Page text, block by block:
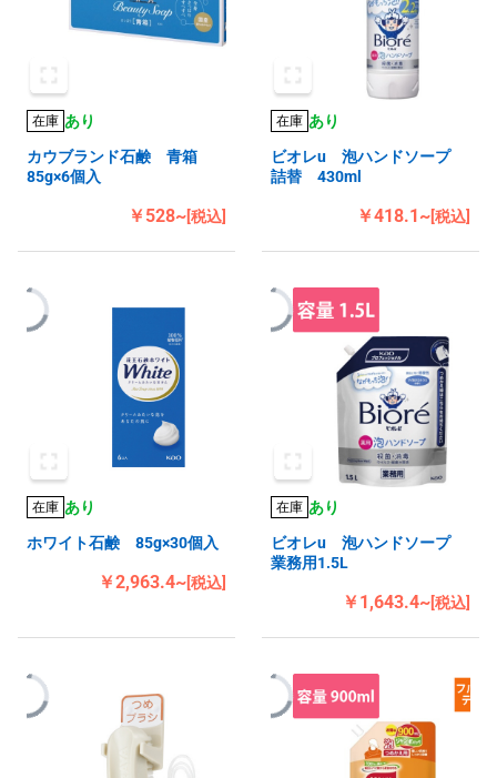
在庫 あり
カウブランド石鹸 青箱
85g×6個入
￥528~[税込]
在庫 あり
ビオレu 泡ハンドソープ
詰替 430ml
￥418.1~[税込]
在庫 あり
ホワイト石鹸 85g×30個入
￥2,963.4~[税込]
在庫 あり
ビオレu 泡ハンドソープ
業務用1.5L
￥1,643.4~[税込]